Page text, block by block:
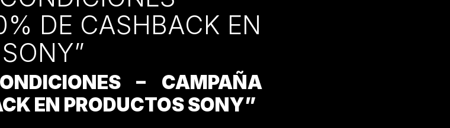
DE CASHBACK EN
– CAMPAÑA
EN PRODUCTOS SONY”